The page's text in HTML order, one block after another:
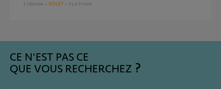
1 réponse VOLET il y a 9 mois
CE N'EST PAS CE
QUE VOUS RECHERCHEZ